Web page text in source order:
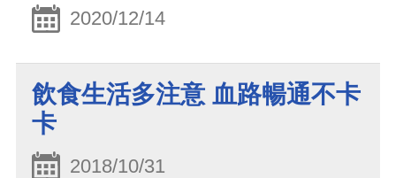
2020/12/14
飲食生活多注意 血路暢通不卡
卡
2018/10/31